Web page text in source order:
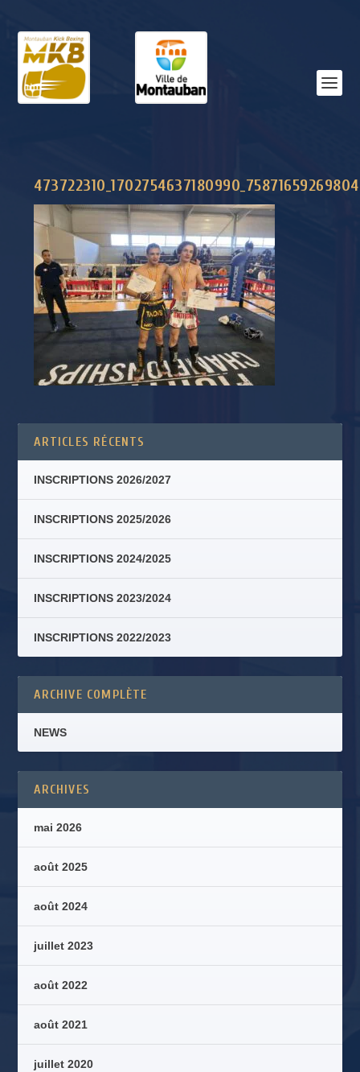
ARTICLES RÉCENTS
INSCRIPTIONS 2026/2027
INSCRIPTIONS 2025/2026
INSCRIPTIONS 2024/2025
INSCRIPTIONS 2023/2024
INSCRIPTIONS 2022/2023
ARCHIVE COMPLÈTE
NEWS
ARCHIVES
mai 2026
août 2025
août 2024
juillet 2023
août 2022
août 2021
juillet 2020